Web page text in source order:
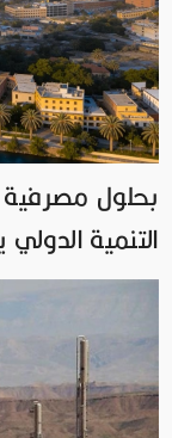
بحلول مصرفية
التنمية